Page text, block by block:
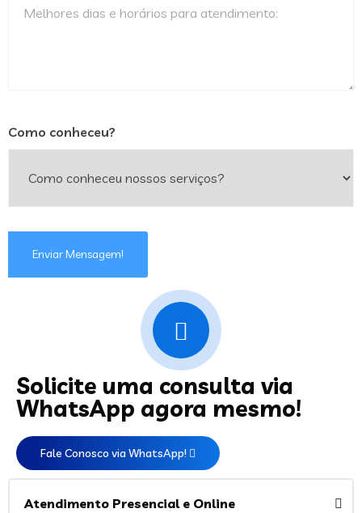
Como conheceu?
Enviar Mensagem!
Solicite uma consulta via
WhatsApp agora mesmo!
Fale Conosco via WhatsApp!
Atendimento Presencial e Online